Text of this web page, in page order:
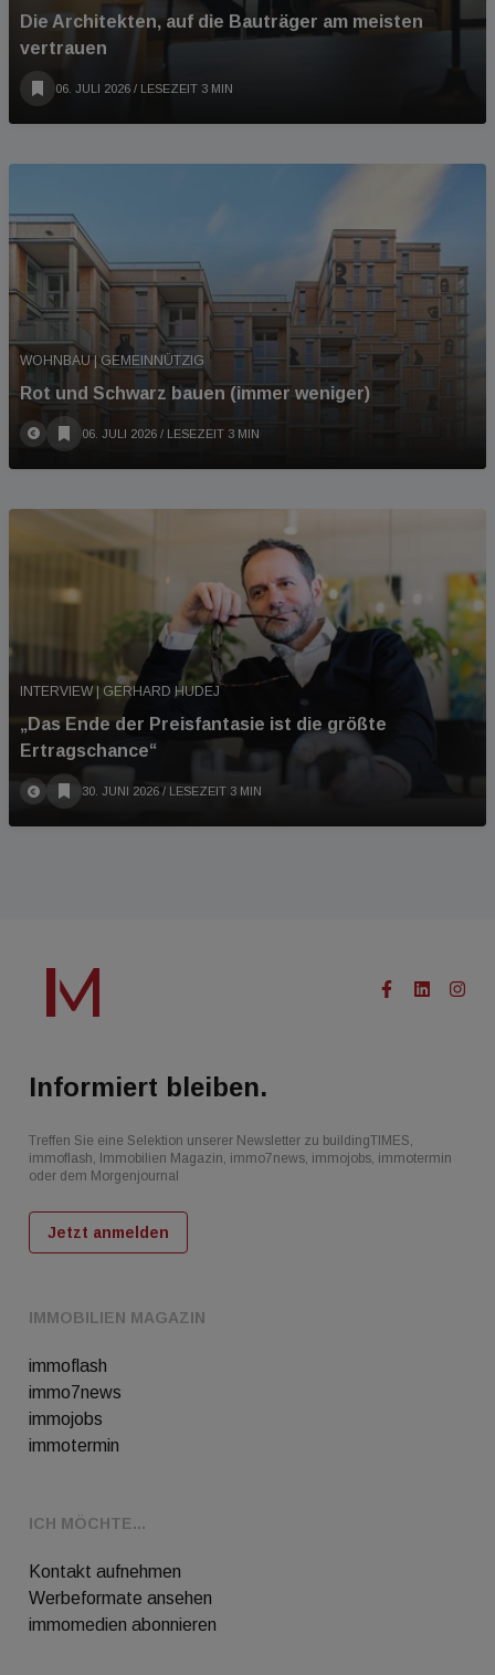
Die Architekten, auf die Bauträger am meisten
vertrauen
06. JULI 2026 / LESEZEIT 3 MIN
WOHNBAU | GEMEINNÜTZIG
Rot und Schwarz bauen (immer weniger)
06. JULI 2026 / LESEZEIT 3 MIN
INTERVIEW | GERHARD HUDEJ
„Das Ende der Preisfantasie ist die größte
Ertragschance“
30. JUNI 2026 / LESEZEIT 3 MIN
IMMOBILIEN MAGAZIN
immoflash
immo7news
immojobs
immotermin
ICH MÖCHTE...
Kontakt aufnehmen
Werbeformate ansehen
immomedien abonnieren
Informiert bleiben.
Treffen Sie eine Selektion unserer Newsletter zu buildingTIMES,
immoflash, Immobilien Magazin, immo7news, immojobs, immotermin
oder dem Morgenjournal
Jetzt anmelden